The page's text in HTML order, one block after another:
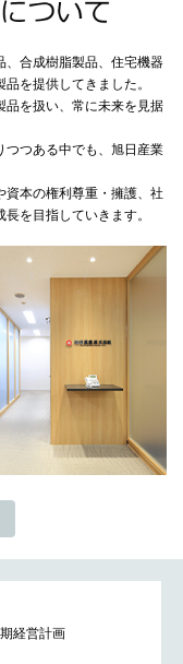
、合成樹脂製品、住宅機器
を提供してきました。
品を扱い、常に未来を見据
つつある中でも、旭日産業
資本の権利尊重・擁護、社
を目指していきます。
経営計画